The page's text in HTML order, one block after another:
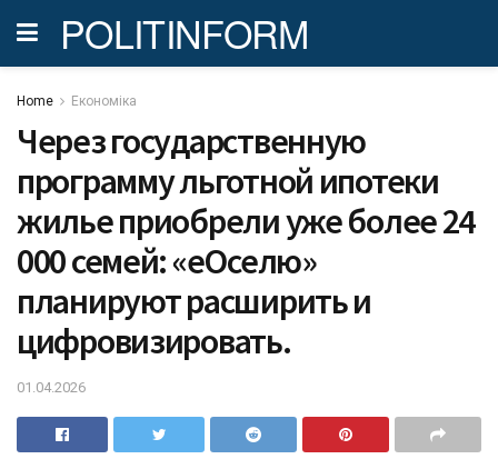
POLITINFORM
Home Економіка
Через государственную
программу льготной ипотеки
жилье приобрели уже более 24
000 семей: «еОселю»
планируют расширить и
цифровизировать.
01.04.2026